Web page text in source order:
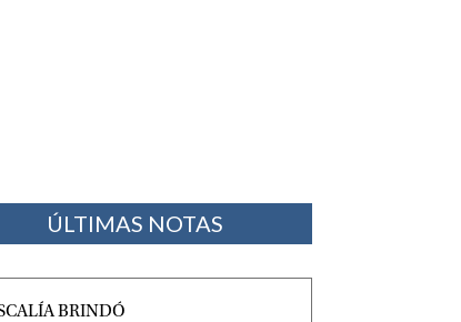
ÚLTIMAS NOTAS
BRINDÓ